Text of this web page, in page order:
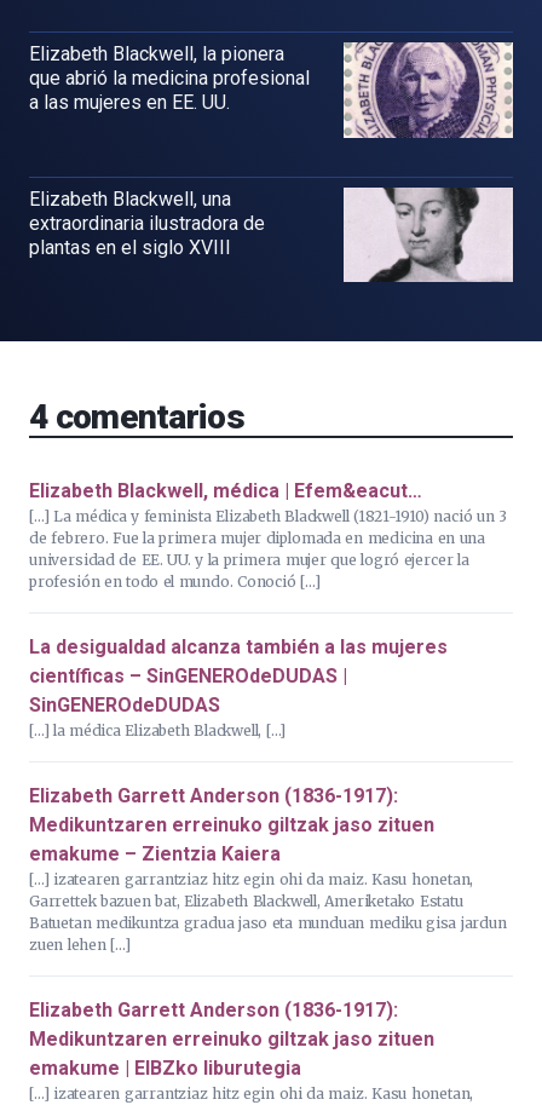
Elizabeth Blackwell, la pionera
que abrió la medicina profesional
a las mujeres en EE. UU.
Elizabeth Blackwell, una
extraordinaria ilustradora de
plantas en el siglo XVIII
4comentarios
Elizabeth Blackwell, médica | Efem&eacut…
[…] La médica y feminista Elizabeth Blackwell (1821-1910) nació un 3
de febrero. Fue la primera mujer diplomada en medicina en una
universidad de EE. UU. y la primera mujer que logró ejercer la
profesión en todo el mundo. Conoció […]
La desigualdad alcanza también a las mujeres
científicas – SinGENEROdeDUDAS |
SinGENEROdeDUDAS
[…] la médica Elizabeth Blackwell, […]
Elizabeth Garrett Anderson (1836-1917):
Medikuntzaren erreinuko giltzak jaso zituen
emakume – Zientzia Kaiera
[…] izatearen garrantziaz hitz egin ohi da maiz. Kasu honetan,
Garrettek bazuen bat, Elizabeth Blackwell, Ameriketako Estatu
Batuetan medikuntza gradua jaso eta munduan mediku gisa jardun
zuen lehen […]
Elizabeth Garrett Anderson (1836-1917):
Medikuntzaren erreinuko giltzak jaso zituen
emakume | EIBZko liburutegia
[…] izatearen garrantziaz hitz egin ohi da maiz. Kasu honetan,